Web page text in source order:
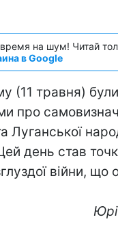
на шум! Читай
в Google
(11 травня)
про
Луганської
день став
війни, що